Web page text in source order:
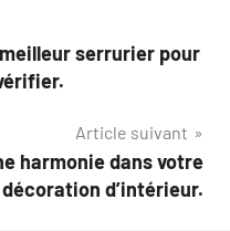
serrurier pour
Article suivant
harmonie dans votre
décoration d’intérieur.